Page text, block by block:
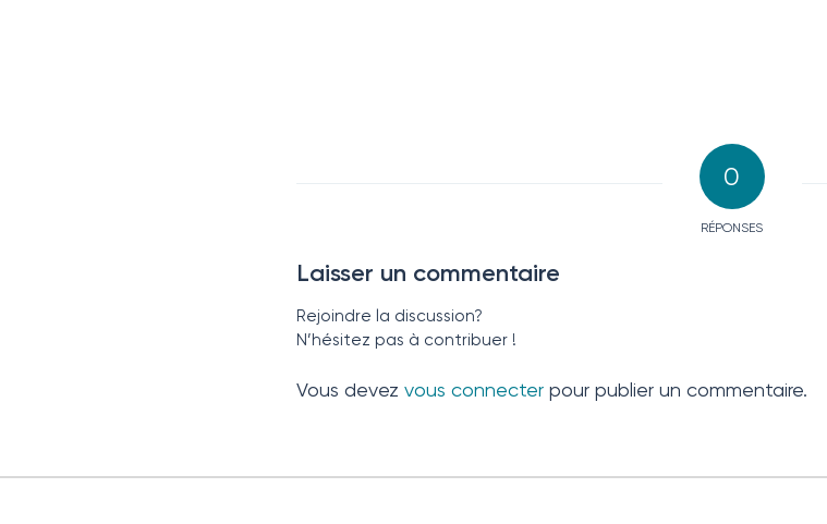
0
RÉPONSES
Laisser un commentaire
Rejoindre la discussion?
N’hésitez pas à contribuer !
Vous devez vous connecterpour publier un commentaire.